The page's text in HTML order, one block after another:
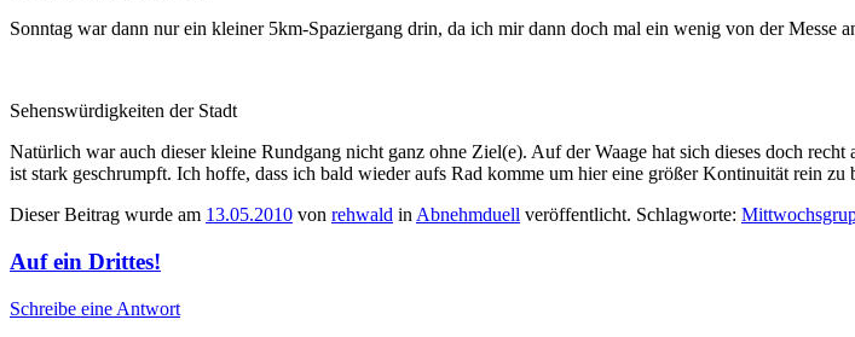
Sonntag war dann nur ein kleiner 5km-Spaziergang drin, da ich mir dann doch mal ein wenig von der Messe
Sehenswürdigkeiten der Stadt
Natürlich war auch dieser kleine Rundgang nicht ganz ohne Ziel(e). Auf der Waage hat sich dieses doch
ist stark geschrumpft. Ich hoffe, dass ich bald wieder aufs Rad komme um hier eine größer Kontinuität rein
Dieser Beitrag wurde am 13.05.2010 von rehwald in Abnehmduell veröffentlicht. Schlagworte:
Auf ein Drittes!
Schreibe eine Antwort